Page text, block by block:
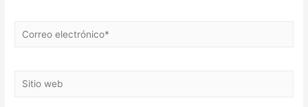
Correo
Sitio